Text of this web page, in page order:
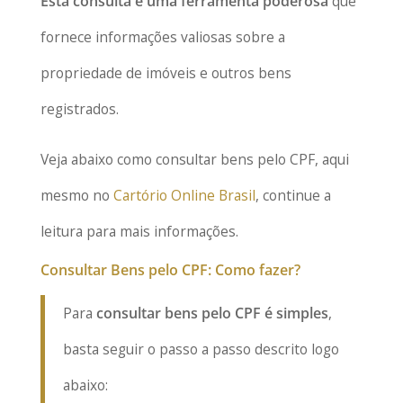
fornece informações valiosas sobre a
propriedade de imóveis e outros bens
registrados.
Veja abaixo como consultar bens pelo CPF, aqui
mesmo no Cartório Online Brasil, continue a
leitura para mais informações.
Consultar Bens pelo CPF: Como fazer?
Para consultar bens pelo CPF é simples,
basta seguir o passo a passo descrito logo
abaixo: